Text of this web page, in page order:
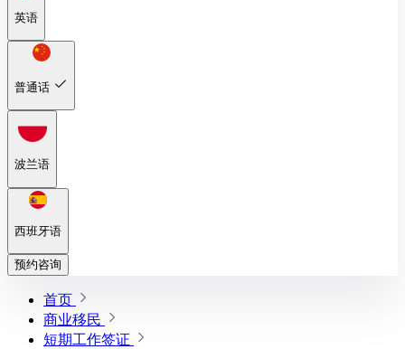
英语
普通话
波兰语
西班牙语
预约咨询
首页
商业移民
短期工作签证